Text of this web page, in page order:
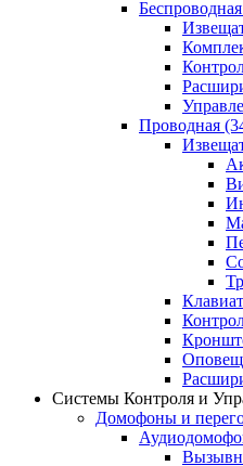
Беспроводная
Проводная
Системы Контроля и
Домофоны и